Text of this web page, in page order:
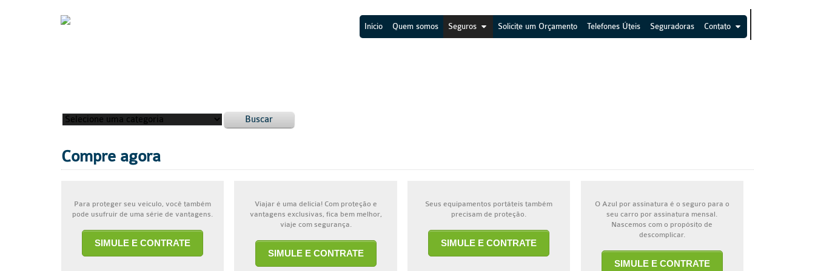
Início Quem somos Seguros Solicite um Orçamento Telefones Úteis Seguradoras Contato
Buscar
Compre agora
Para proteger seu veículo, você também
pode usufruir de uma série de vantagens.
SIMULE E CONTRATE
Viajar é uma delícia! Com proteção e
vantagens exclusivas, fica bem melhor,
viaje com segurança.
SIMULE E CONTRATE
Seus equipamentos portáteis também
precisam de proteção.
SIMULE E CONTRATE
O Azul por assinatura é o seguro para o
seu carro por assinatura mensal.
Nascemos com o propósito de
descomplicar.
SIMULE E CONTRATE